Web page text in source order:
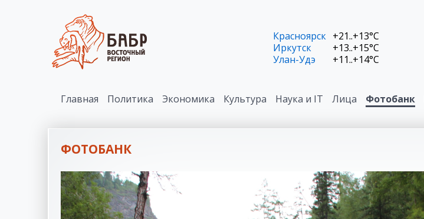
Красноярск +21..+13°C
Иркутск
+13..+15°C
Улан-Удэ
+11..+14°C
Главная Политика Экономика Культура Наука и IT Лица Фотобанк
ФОТОБАНК